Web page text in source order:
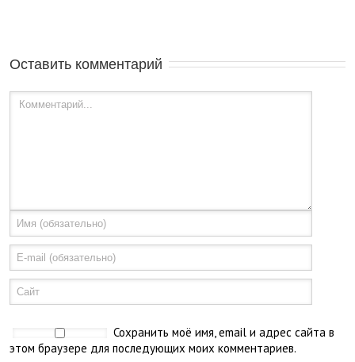
Оставить комментарий
Сохранить моё имя, email и адрес сайта в
этом браузере для последующих моих комментариев.